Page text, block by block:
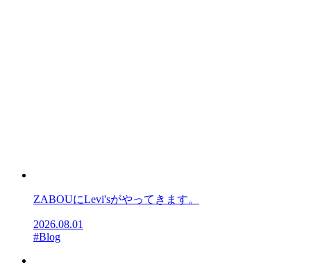
ZABOUにLevi'sがやってきます。
2026.08.01
#Blog